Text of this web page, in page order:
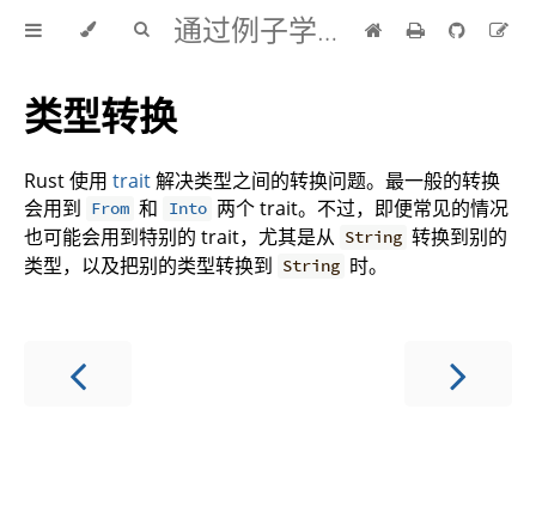
通过例子学 Rust 中文版
类型转换
Rust 使用 trait解决类型之间的转换问题。最一般的转换
会用到 From 和 Into 两个 trait。不过，即便常见的情况
也可能会用到特别的 trait，尤其是从 String 转换到别的
类型，以及把别的类型转换到 String 时。